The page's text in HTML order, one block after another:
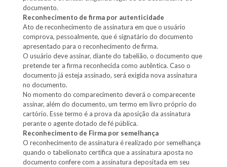
documento.
Reconhecimento de firma por autenticidade
Ato de reconhecimento de assinatura em que o usuário
comprova, pessoalmente, que é signatário do documento
apresentado para o reconhecimento de firma.
O usuário deve assinar, diante do tabelião, o documento que
pretende ter a firma reconhecida como autêntica. Caso o
documento já esteja assinado, será exigida nova assinatura
no documento.
No momento do comparecimento deverá o comparecente
assinar, além do documento, um termo em livro próprio do
cartório. Esse termo é a prova da aposição da assinatura
perante o agente dotado de fé pública.
Reconhecimento de Firma por semelhança
O reconhecimento de assinatura é realizado por semelhança
quando o tabelionato certifica que a assinatura aposta no
documento confere com a assinatura depositada em seu